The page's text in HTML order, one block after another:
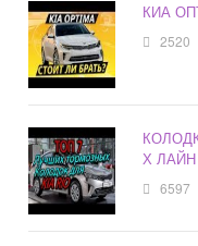
КИА
2520
Х
6597